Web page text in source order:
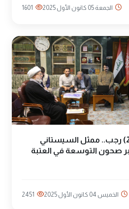
الجمعة 05 كانون الأول 2025 1601
يباشر بتنفيذه في (27) رجب.. ممثل السيستاني
صحون التوسعة في العتبة
الخميس 04 كانون الأول 2025 2451